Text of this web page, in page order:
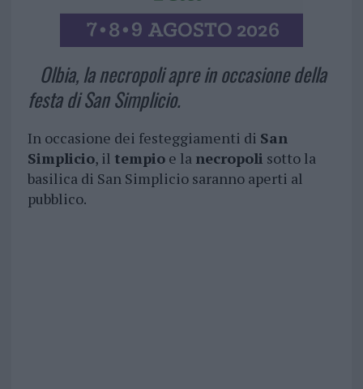
Olbia, la necropoli apre in occasione della
festa di San Simplicio.
In occasione dei festeggiamenti di San
Simplicio, il tempioe la necropoli sotto la
basilica di San Simplicio saranno aperti al
pubblico.